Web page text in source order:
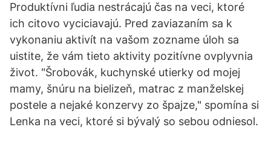
Produktívni ľudia nestrácajú čas na veci, ktoré
ich citovo vyciciavajú. Pred zaviazaním sa k
vykonaniu aktivít na vašom zozname úloh sa
uistite, že vám tieto aktivity pozitívne ovplyvnia
život. "Šrobovák, kuchynské utierky od mojej
mamy, šnúru na bielizeň, matrac z manželskej
postele a nejaké konzervy zo špajze," spomína si
Lenka na veci, ktoré si bývalý so sebou odniesol.